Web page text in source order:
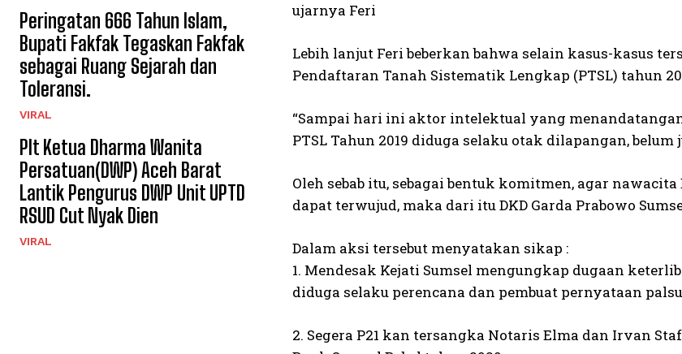
Peringatan 666 Tahun Islam,
Bupati Fakfak Tegaskan Fakfak
sebagai Ruang Sejarah dan
Toleransi.
VIRAL
Plt Ketua Dharma Wanita
Persatuan(DWP) Aceh Barat
Lantik Pengurus DWP Unit UPTD
RSUD Cut Nyak Dien
VIRAL
ujarnya Feri
Lebih lanjut Feri beberkan bahwa selain kasus-kasus
Pendaftaran Tanah Sistematik Lengkap (PTSL) tahun
“Sampai hari ini aktor intelektual yang
PTSL Tahun 2019 diduga selaku otak dilapangan,
Oleh sebab itu, sebagai bentuk komitmen, agar
dapat terwujud, maka dari itu DKD Garda Prabowo
Dalam aksi tersebut menyatakan sikap :
1. Mendesak Kejati Sumsel mengungkap dugaan
diduga selaku perencana dan pembuat pernyataan
2. Segera P21 kan tersangka Notaris Elma dan Irvan